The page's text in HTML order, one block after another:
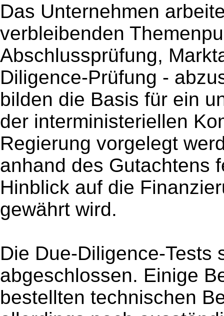
Das Unternehmen
verbleibenden
Abschlussprüfung,
Diligence-Prüfung -
bilden die Basis für ein
der interministeriellen
Regierung vorgelegt
anhand des Gutachtens
Hinblick auf die
gewährt wird.
Die Due-Diligence-Tests
abgeschlossen. Einige
bestellten technischen